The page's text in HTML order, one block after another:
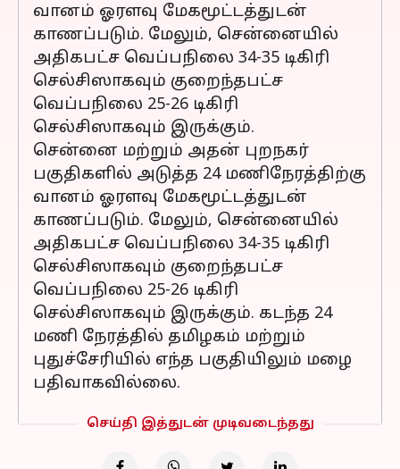
வானம் ஓரளவு மேகமூட்டத்துடன்
காணப்படும். மேலும், சென்னையில்
அதிகபட்ச வெப்பநிலை 34-35 டிகிரி
செல்சிஸாகவும் குறைந்தபட்ச
வெப்பநிலை 25-26 டிகிரி
செல்சிஸாகவும் இருக்கும்.
சென்னை மற்றும் அதன் புறநகர்
பகுதிகளில் அடுத்த 24 மணிநேரத்திற்கு
வானம் ஓரளவு மேகமூட்டத்துடன்
காணப்படும். மேலும், சென்னையில்
அதிகபட்ச வெப்பநிலை 34-35 டிகிரி
செல்சிஸாகவும் குறைந்தபட்ச
வெப்பநிலை 25-26 டிகிரி
செல்சிஸாகவும் இருக்கும். கடந்த 24
மணி நேரத்தில் தமிழகம் மற்றும்
புதுச்சேரியில் எந்த பகுதியிலும் மழை
பதிவாகவில்லை.
செய்தி இத்துடன் முடிவடைந்தது